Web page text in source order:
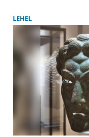
LEHEL